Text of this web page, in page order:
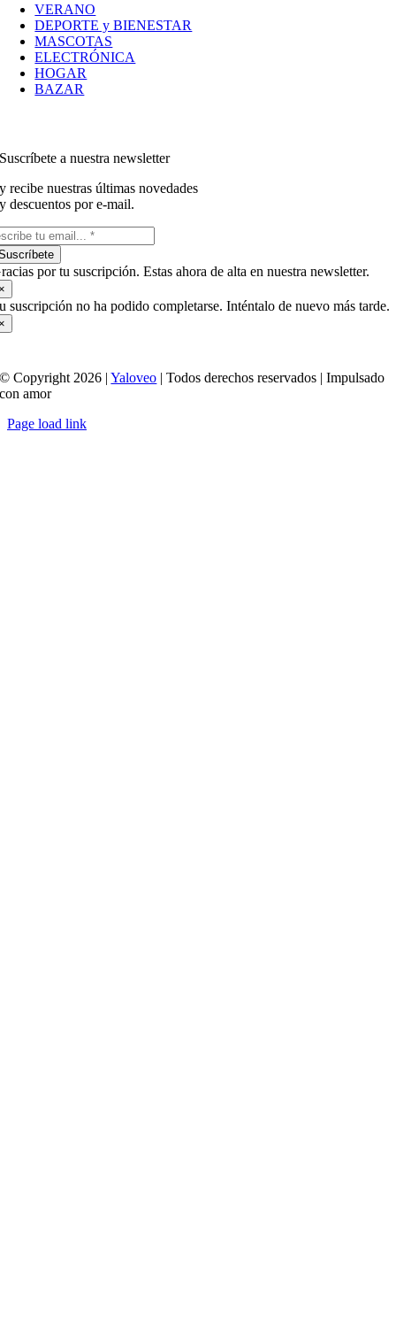
VERANO
DEPORTE y BIENESTAR
MASCOTAS
ELECTRÓNICA
HOGAR
BAZAR
Suscríbete a nuestra newsletter
y recibe nuestras últimas novedades
y descuentos por e-mail.
por tu suscripción. Estas ahora de alta en nuestra newsletter.
suscripción no ha podido completarse. Inténtalo de nuevo más tarde.
© Copyright 2026 |Yaloveo | Todos derechos reservados | Impulsado
con amor
Page load link